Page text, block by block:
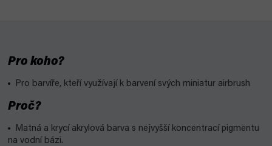
Pro koho?
Pro barvíře, kteří využívají k barvení svých miniatur airbrush
Proč?
Matná a krycí akrylová barva s nejvyšší koncentrací pigmentu
na vodní bázi.